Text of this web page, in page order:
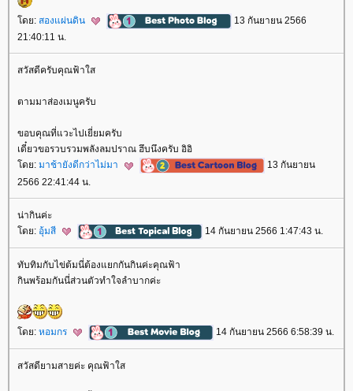
ดย: สองแผ่นดิน
13 กันยายน 2566
21:40:11 น.
สวัสดีครับคุณฟ้าใส
ตามมาส่องเมนูครับ
ขอบคุณที่แวะไปเยี่ยมครับ
เดี๋ยวขอรวบรวมพลังลมปราณ ฮึบนึงครับ อิอิ
ดย: มาช้ายังดีกว่าไม่มา
13 กันยายน
2566 22:41:44 น.
น่ากินค่ะ
ดย: อุ้มสี 14 กันยายน 2566 1:47:43 น.
ทับทิมกับไข่ต้มนี่ต้องแยกกันกินค่ะคุณฟ้า
กินพร้อมกันนี่ส่วนตัวทำใจลำบากค่ะ
ดย: หอมกร 14 กันยายน 2566 6:58:39 น.
สวัสดียามสายค่ะ คุณฟ้าใส